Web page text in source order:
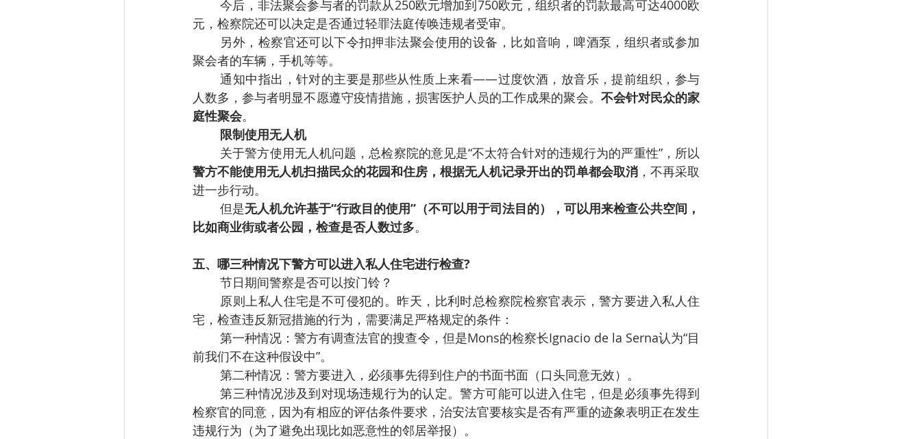
今后，非法聚会参与者的罚款从250欧元增加到750欧元，组织者的罚款最高可达4000欧
元，检察院还可以决定是否通过轻罪法庭传唤违规者受审。
另外，检察官还可以下令扣押非法聚会使用的设备，比如音响，啤酒泵，组织者或参加
聚会者的车辆，手机等等。
通知中指出，针对的主要是那些从性质上来看——过度饮酒，放音乐，提前组织，参与
人数多，参与者明显不愿遵守疫情措施，损害医护人员的工作成果的聚会。 不会针对民众的家
庭性聚会。
限制使用无人机
关于警方使用无人机问题，总检察院的意见是“不太符合针对的违规行为的严重性”，所以
警方不能使用无人机扫描民众的花园和住房，根据无人机记录开出的罚单都会取消，不再采取
进一步行动。
但是无人机允许基于“行政目的使用”（不可以用于司法目的），可以用来检查公共空间，
比如商业街或者公园，检查是否人数过多。
五、哪三种情况下警方可以进入私人住宅进行检查?
节日期间警察是否可以按门铃？
原则上私人住宅是不可侵犯的。昨天，比利时总检察院检察官表示，警方要进入私人住
宅，检查违反新冠措施的行为，需要满足严格规定的条件：
第一种情况：警方有调查法官的搜查令，但是Mons的检察长Ignacio de la Serna认为“目
前我们不在这种假设中”。
第二种情况：警方要进入，必须事先得到住户的书面书面（口头同意无效）。
第三种情况涉及到对现场违规行为的认定。警方可能可以进入住宅，但是必须事先得到
检察官的同意，因为有相应的评估条件要求，治安法官要核实是否有严重的迹象表明正在发生
违规行为（为了避免出现比如恶意性的邻居举报）。